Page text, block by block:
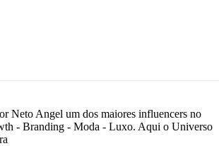
Neto Angel um dos maiores influencers no
- Branding - Moda - Luxo. Aqui o Universo